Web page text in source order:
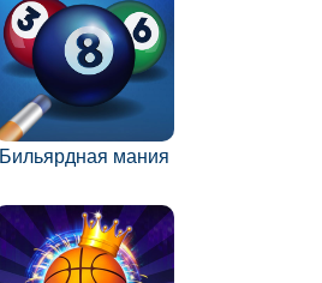
Бильярдная мания